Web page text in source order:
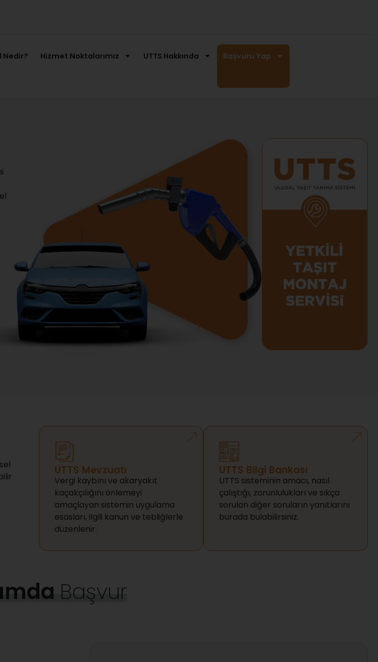
Nedir? Hizmet Noktalarımız UTTS Hakkında Başvuru Yap
UTTS Mevzuatı
Vergi kaybını ve akaryakıt
kaçakçılığını önlemeyi
amaçlayan sistemin uygulama
esasları, ilgili kanun ve tebliğlerle
düzenlenir.
UTTS Bilgi Bankası
UTTS sisteminin amacı, nasıl
çalıştığı, zorunlulukları ve sıkça
sorulan diğer soruların yanıtlarını
burada bulabilirsiniz.
Başvur